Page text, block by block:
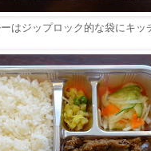
はジップロック的な袋にキ